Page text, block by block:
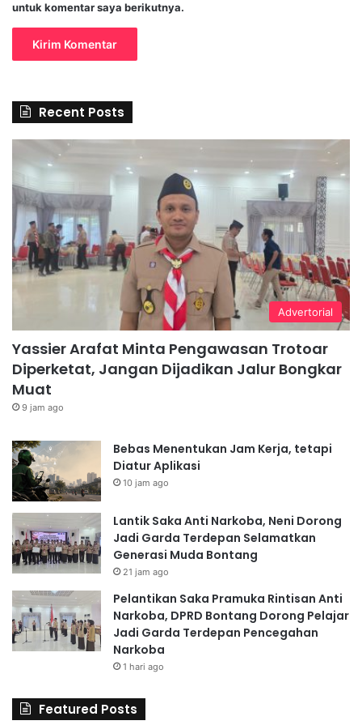
untuk komentar saya berikutnya.
Recent Posts
Advertorial
Yassier Arafat Minta Pengawasan Trotoar
Diperketat, Jangan Dijadikan Jalur Bongkar
Muat
9 jam ago
Bebas Menentukan Jam Kerja, tetapi
Diatur Aplikasi
10 jam ago
Lantik Saka Anti Narkoba, Neni Dorong
Jadi Garda Terdepan Selamatkan
Generasi Muda Bontang
21 jam ago
Pelantikan Saka Pramuka Rintisan Anti
Narkoba, DPRD Bontang Dorong Pelajar
Jadi Garda Terdepan Pencegahan
Narkoba
1 hari ago
Featured Posts